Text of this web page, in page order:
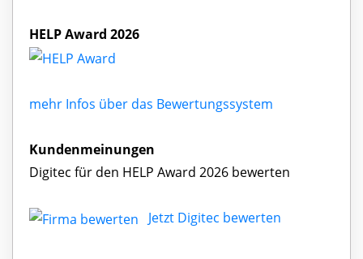
HELP Award 2026
mehr Infos über das Bewertungssystem
Kundenmeinungen
Digitec für den HELP Award 2026 bewerten
Jetzt Digitec bewerten